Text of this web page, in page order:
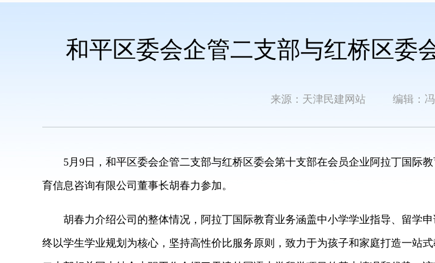
和平区委会企管二支部与红桥区委
来源：天津民建网站 编辑：
5月9日，和平区委会企管二支部与红桥区委会第十支部在会员企业阿拉丁国际
育信息咨询有限公司董事长胡春力参加。
胡春力介绍公司的整体情况，阿拉丁国际教育业务涵盖中小学学业指导、留学
终以学生学业规划为核心，坚持高性价比服务原则，致力于为孩子和家庭打造一站